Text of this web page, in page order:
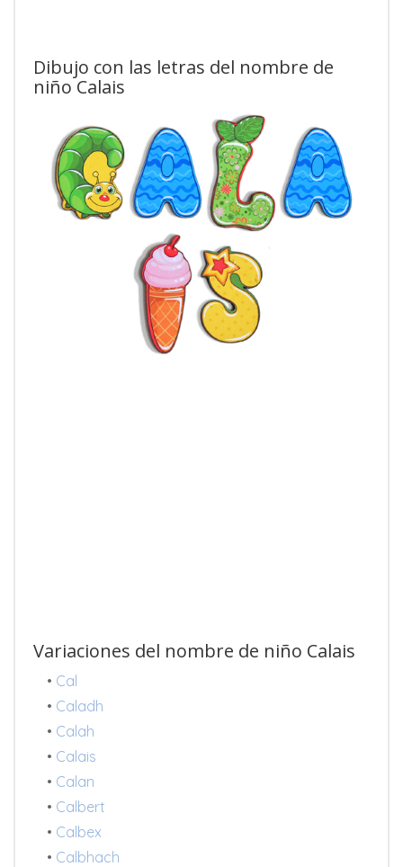
Dibujo con las letras del nombre de
niño Calais
Variaciones del nombre de niño Calais
• Cal
• Caladh
• Calah
• Calais
• Calan
• Calbert
• Calbex
• Calbhach